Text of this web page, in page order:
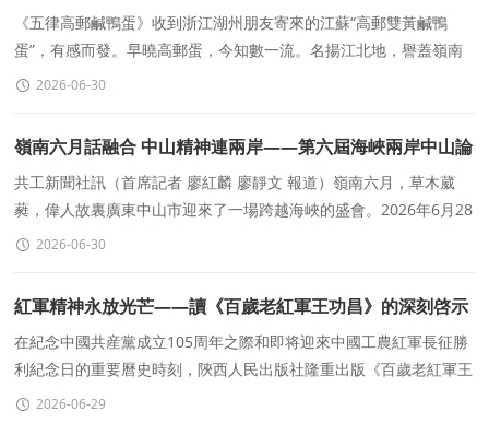
《五律高郵鹹鴨蛋》收到浙江湖州朋友寄來的江蘇“高郵雙黃鹹鴨
蛋”，有感而發。早曉高郵蛋，今知數一流。名揚江北地，譽蓋嶺南
洲。蜜氣雙黃露,油香一嘴浮。
2026-06-30
嶺南六月話融合 中山精神連兩岸——第六屆海峽兩岸中山論
壇側記
共工新聞社訊（首席記者 廖紅麟 廖靜文 報道）嶺南六月，草木葳
蕤，偉人故裏廣東中山市迎來了一場跨越海峽的盛會。2026年6月28
日，适逢孫中山先生誕辰160周年，第六屆海峽兩岸中山論壇
2026-06-30
紅軍精神永放光芒——讀《百歲老紅軍王功昌》的深刻啓示
在紀念中國共産黨成立105周年之際和即将迎來中國工農紅軍長征勝
利紀念日的重要曆史時刻，陝西人民出版社隆重出版《百歲老紅軍王
功昌》（以下簡稱《老紅軍》）一書，全程記錄
2026-06-29